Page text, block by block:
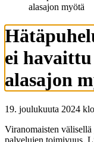
alasajon myötä
ei
alasajon
19. joulukuuta 2024
Viranomaisten
palvelujen toimivuus.